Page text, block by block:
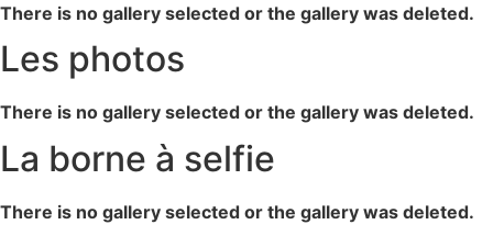
There is no gallery selected or the gallery was deleted.
Les photos
There is no gallery selected or the gallery was deleted.
La borne à selfie
There is no gallery selected or the gallery was deleted.